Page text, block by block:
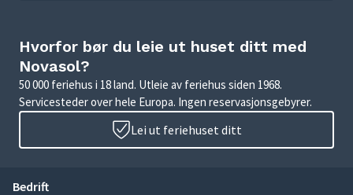
Hvorfor bør du leie ut huset ditt med
Novasol?
50 000 feriehus i 18 land. Utleie av feriehus siden 1968.
Servicesteder over hele Europa. Ingen reservasjonsgebyrer.
Lei ut feriehuset ditt
Bedrift